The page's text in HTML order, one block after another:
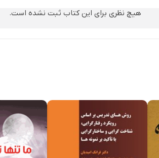
هیچ نظری برای این کتاب ثبت نشده است.